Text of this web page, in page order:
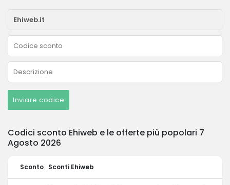
Inviare codice
Codici sconto Ehiweb e le offerte più popolari 7
Agosto 2026
Sconto Sconti Ehiweb